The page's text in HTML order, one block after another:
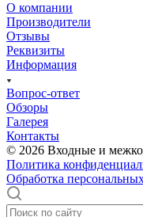
О компании
Производители
Отзывы
Реквизиты
Информация
Вопрос-ответ
Обзоры
Галерея
Контакты
© 2026 Входные и
Политика
Обработка